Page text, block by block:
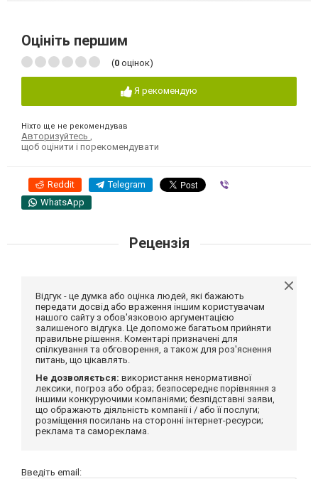
Оцініть першим
(0 оцінок)
Я рекомендую
Ніхто ще не рекомендував
Авторизуйтесь
щоб оцінити і порекомендувати
Reddit Telegram
WhatsApp
Рецензія
Відгук - це думка або оцінка людей, які бажають
передати досвід або враження іншим користувачам
нашого сайту з обов'язковою аргументацією
залишеного відгука. Це допоможе багатьом прийняти
правильне рішення. Коментарі призначені для
спілкування та обговорення, а також для роз'яснення
питань, що цікавлять.
Не дозволяється: використання ненормативної
лексики, погроз або образ; безпосереднє порівняння з
іншими конкуруючими компаніями; безпідставні заяви,
що ображають діяльність компанії і / або її послуги;
розміщення посилань на сторонні інтернет-ресурси;
реклама та самореклама.
Введіть email: